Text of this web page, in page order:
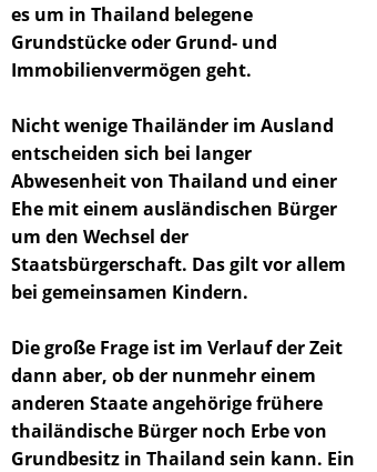
es um in Thailand belegene
Grundstücke oder Grund- und
Immobilienvermögen geht.
Nicht wenige Thailänder im Ausland
entscheiden sich bei langer
Abwesenheit von Thailand und einer
Ehe mit einem ausländischen Bürger
um den Wechsel der
Staatsbürgerschaft. Das gilt vor allem
bei gemeinsamen Kindern.
Die große Frage ist im Verlauf der Zeit
dann aber, ob der nunmehr einem
anderen Staate angehörige frühere
thailändische Bürger noch Erbe von
Grundbesitz in Thailand sein kann. Ein